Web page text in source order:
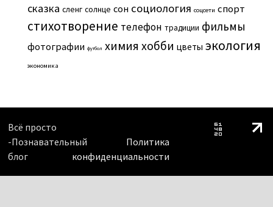
сказка сленг солнце сон социология соцсети спорт
стихотворение телефон традиции фильмы
фотографии футбол химия хобби цветы экология
экономика
Всё просто
-Познавательный
блог
Политика
конфиденциальности